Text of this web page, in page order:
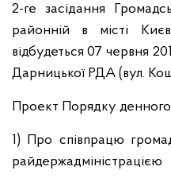
2-ге засідання
районній в місті
відбудеться 07 червня
Дарницької РДА (вул.
Проект Порядку
1) Про співпрацю
райдержадміністрацією